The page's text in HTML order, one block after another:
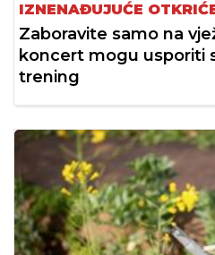
IZNENAĐUJUĆE
Zaboravite samo na
koncert mogu usporiti
trening